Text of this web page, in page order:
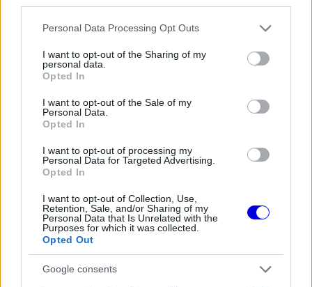
Please note that this website/app uses one or more Google
not limited to your visit or usage behaviour. You may click to
grant or deny consent to Google and its third-party tags to
use your data for below specified purposes in below Google
consent section.
Personal Data Processing Opt Outs
I want to opt-out of the Sharing of my
personal data.
Opted In
I want to opt-out of the Sale of my
Personal Data.
Opted In
I want to opt-out of processing my
Personal Data for Targeted Advertising.
Opted In
I want to opt-out of Collection, Use,
Retention, Sale, and/or Sharing of my
Personal Data that Is Unrelated with the
Purposes for which it was collected.
Opted Out
Google consents
This
window.
the server or network failed or because the format
jelenleg is zajlik, amelynek egyik legfontosabb
eleme a hátsókerék-meghajtás megtartása lesz. A
teljesítmény tekintetében ugyanakkor nem várható
jelentős előrelépés, mivel a szakértők szerint